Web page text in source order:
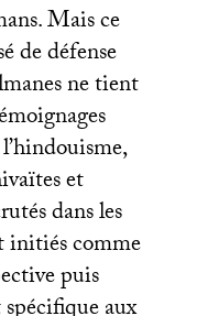
Mais ce
de défense
ne tient
et
dans les
initiés comme
puis